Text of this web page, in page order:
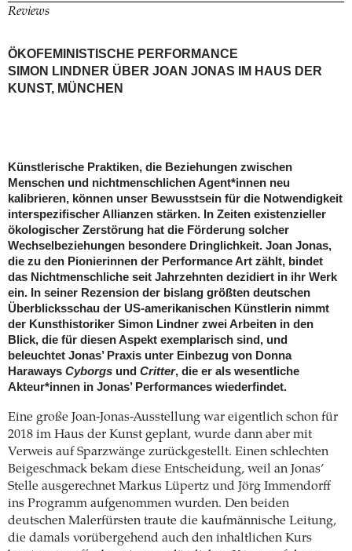
Reviews
ÖKOFEMINISTISCHE PERFORMANCE
SIMON LINDNER ÜBER JOAN JONAS IM HAUS DER
KUNST, MÜNCHEN
Künstlerische Praktiken, die Beziehungen zwischen
Menschen und nichtmenschlichen Agent*innen neu
kalibrieren, können unser Bewusstsein für die Notwendigkeit
interspezifischer Allianzen stärken. In Zeiten existenzieller
ökologischer Zerstörung hat die Förderung solcher
Wechselbeziehungen besondere Dringlichkeit. Joan Jonas,
die zu den Pionierinnen der Performance Art zählt, bindet
das Nichtmenschliche seit Jahrzehnten dezidiert in ihr Werk
ein. In seiner Rezension der bislang größten deutschen
Überblicksschau der US-amerikanischen Künstlerin nimmt
der Kunsthistoriker Simon Lindner zwei Arbeiten in den
Blick, die für diesen Aspekt exemplarisch sind, und
beleuchtet Jonas’ Praxis unter Einbezug von Donna
Haraways Cyborgs und Critter, die er als wesentliche
Akteur*innen in Jonas’ Performances wiederfindet.
Eine große Joan-Jonas-Ausstellung war eigentlich schon für
2018 im Haus der Kunst geplant, wurde dann aber mit
Verweis auf Sparzwänge zurückgestellt. Einen schlechten
Beigeschmack bekam diese Entscheidung, weil an Jonas’
Stelle ausgerechnet Markus Lüpertz und Jörg Immendorff
ins Programm aufgenommen wurden. Den beiden
deutschen Malerfürsten traute die kaufmännische Leitung,
die damals vorübergehend auch den inhaltlichen Kurs